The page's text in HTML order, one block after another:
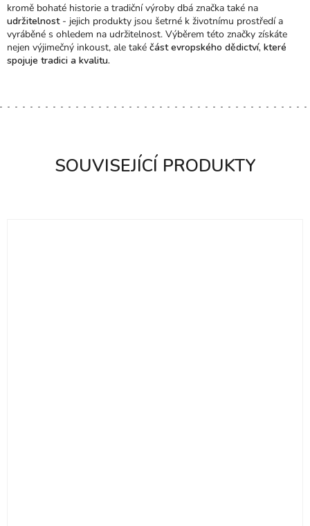
SOUVISEJÍCÍ PRODUKTY
kromě bohaté historie a tradiční výroby dbá značka také na
udržitelnost- jejich produkty jsou šetrné k životnímu prostředí a
vyráběné s ohledem na udržitelnost. Výběrem této značky získáte
nejen výjimečný inkoust, ale také část evropského dědictví, které
spojuje tradici a kvalitu.